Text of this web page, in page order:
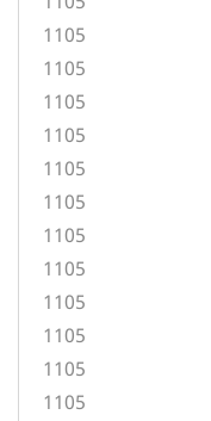
1105
1105
1105
1105
1105
1105
1105
1105
1105
1105
1105
1105